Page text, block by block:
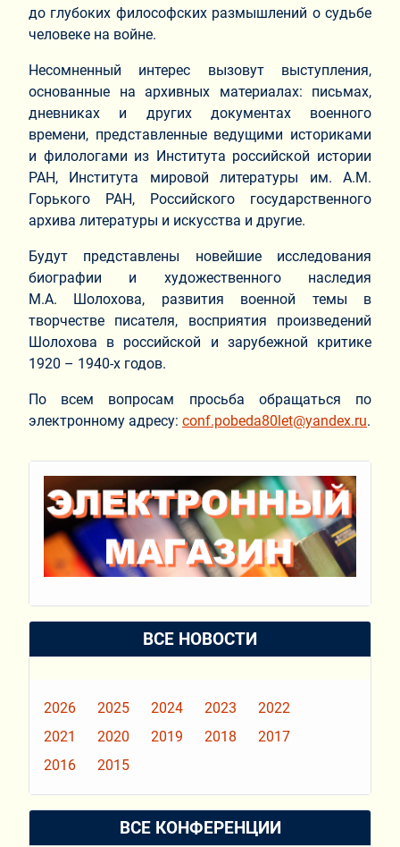
до глубоких философских размышлений о судьбе
человеке на войне.
Несомненный интерес вызовут выступления,
основанные на архивных материалах: письмах,
дневниках и других документах военного
времени, представленные ведущими историками
и филологами из Института российской истории
РАН, Института мировой литературы им. А.М.
Горького РАН, Российского государственного
архива литературы и искусства и другие.
Будут представлены новейшие исследования
биографии и художественного наследия
М.А. Шолохова, развития военной темы в
творчестве писателя, восприятия произведений
Шолохова в российской и зарубежной критике
1920 – 1940-х годов.
По всем вопросам просьба обращаться по
электронному адресу: conf.pobeda80let@yandex.ru.
ВСЕ НОВОСТИ
2026 2025 2024 2023
2022
2021
2020 2019 2018
2017
2016
2015
ВСЕ КОНФЕРЕНЦИИ